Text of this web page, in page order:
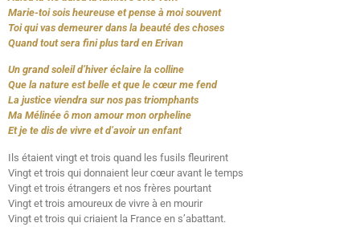
Marie-toi sois heureuse et pense à moi souvent
Toi qui vas demeurer dans la beauté des choses
Quand tout sera fini plus tard en Erivan
Un grand soleil d’hiver éclaire la colline
Que la nature est belle et que le cœur me fend
La justice viendra sur nos pas triomphants
Ma Mélinée ô mon amour mon orpheline
Et je te dis de vivre et d’avoir un enfant
Ils étaient vingt et trois quand les fusils fleurirent
Vingt et trois qui donnaient leur cœur avant le temps
Vingt et trois étrangers et nos frères pourtant
Vingt et trois amoureux de vivre à en mourir
Vingt et trois qui criaient la France en s’abattant.